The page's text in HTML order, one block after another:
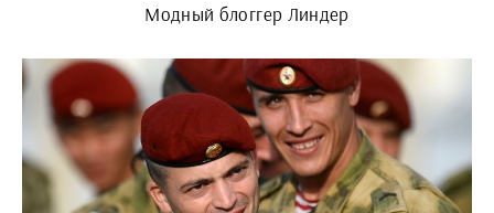
Модный блоггер Линдер